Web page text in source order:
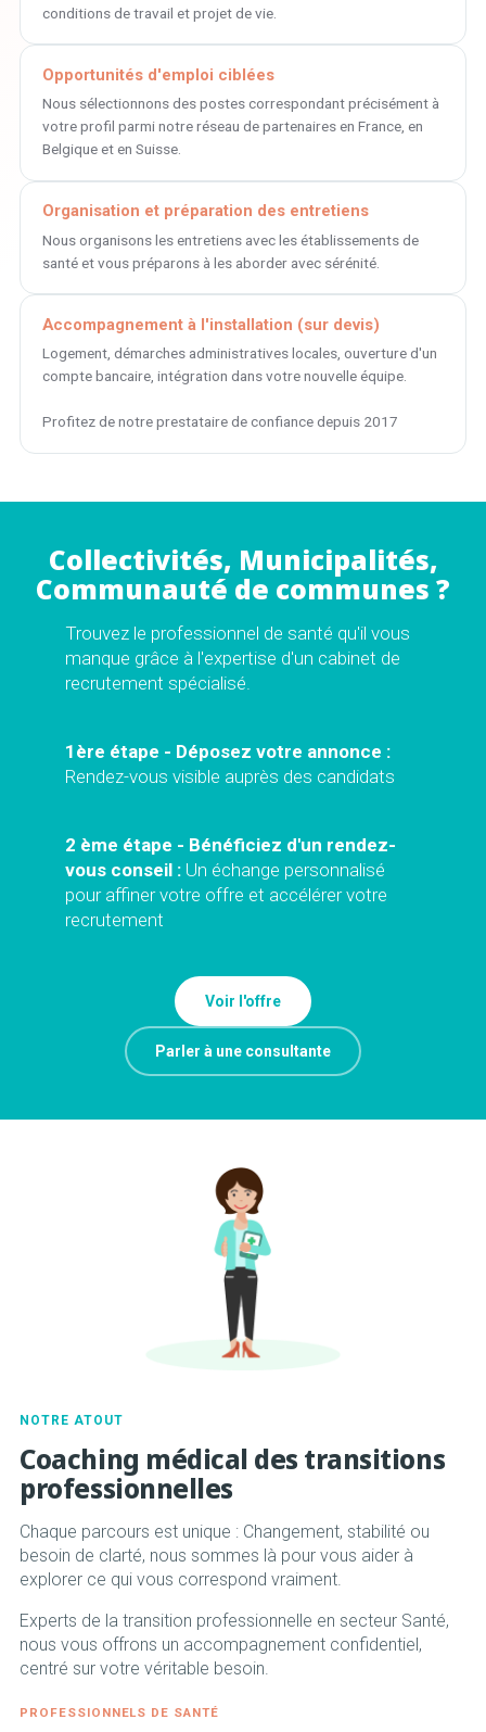
conditions de travail et projet de vie.
Opportunités d'emploi ciblées
Nous sélectionnons des postes correspondant précisément à
votre profil parmi notre réseau de partenaires en France, en
Belgique et en Suisse.
Organisation et préparation des entretiens
Nous organisons les entretiens avec les établissements de
santé et vous préparons à les aborder avec sérénité.
Accompagnement à l'installation (sur devis)
Logement, démarches administratives locales, ouverture d'un
compte bancaire, intégration dans votre nouvelle équipe.
Profitez de notre prestataire de confiance depuis 2017
Collectivités, Municipalités,
Communauté de communes ?
Trouvez le professionnel de santé qu'il vous
manque grâce à l'expertise d'un cabinet de
recrutement spécialisé.
1ère étape - Déposez votre annonce :
Rendez-vous visible auprès des candidats
2 ème étape - Bénéficiez d'un rendez-
vous conseil :Un échange personnalisé
pour affiner votre offre et accélérer votre
recrutement
Voir l'offre
Parler à une consultante
NOTRE ATOUT
Coaching médical des transitions
professionnelles
Chaque parcours est unique : Changement, stabilité ou
besoin de clarté, nous sommes là pour vous aider à
explorer ce qui vous correspond vraiment.
Experts de la transition professionnelle en secteur Santé,
nous vous offrons un accompagnement confidentiel,
centré sur votre véritable besoin.
PROFESSIONNELS DE SANTÉ